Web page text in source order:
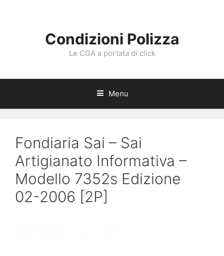
Condizioni Polizza
Le CGA a portata di click
Menu
Fondiaria Sai – Sai
Artigianato Informativa –
Modello 7352s Edizione
02-2006 [2P]